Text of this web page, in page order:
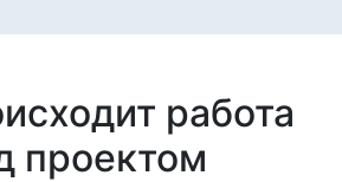
работа
проектом